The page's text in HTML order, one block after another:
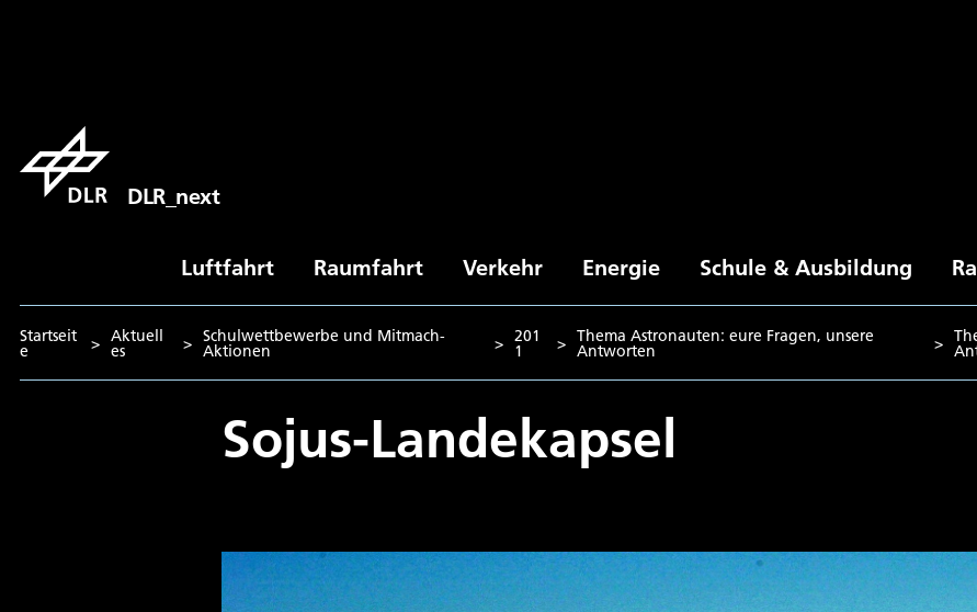
DLR_next
Luftfahrt Raumfahrt Verkehr Energie Schule & Ausbildung
Startseit
e > Aktuell
es > Schulwettbewerbe und Mitmach-
Aktionen > 201
1 > Thema Astronauten: eure Fragen, unsere
Antworten >
Sojus-Landekapsel